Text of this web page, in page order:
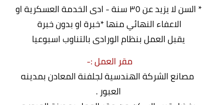
* السن لا يزيد عن ٣٥ سنة - ادى الخدمة العسكرية او
الاعفاء النهائي منها *خبرة او بدون خبرة
يقبل العمل بنظام الورادى بالتناوب اسبوعيا
مقر العمل :-
مصانع الشركة الهندسية لجلفنة المعادن بمدينه
العبور .